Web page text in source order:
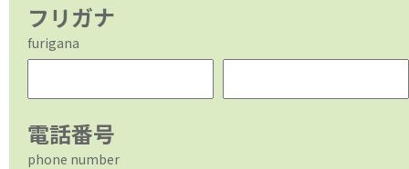
フリガナ
furigana
電話番号
phone number